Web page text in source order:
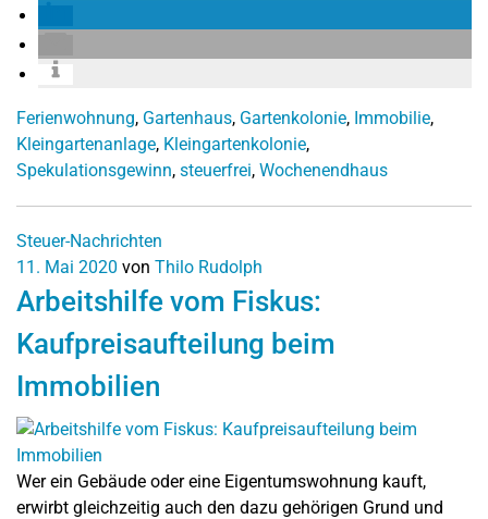
Ferienwohnung, Gartenhaus, Gartenkolonie, Immobilie,
Kleingartenanlage, Kleingartenkolonie,
Spekulationsgewinn, steuerfrei, Wochenendhaus
Steuer-Nachrichten
11. Mai 2020 von Thilo Rudolph
Arbeitshilfe vom Fiskus:
Kaufpreisaufteilung beim
Immobilien
Wer ein Gebäude oder eine Eigentumswohnung kauft,
erwirbt gleichzeitig auch den dazu gehörigen Grund und